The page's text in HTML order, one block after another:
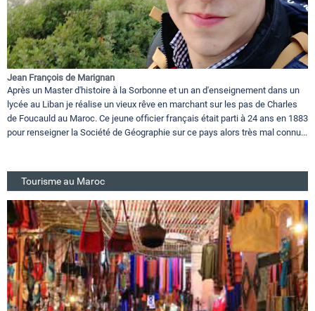
Jean François de Marignan
Après un Master d'histoire à la Sorbonne et un an d'enseignement dans un
lycée au Liban je réalise un vieux rêve en marchant sur les pas de Charles
de Foucauld au Maroc. Ce jeune officier français était parti à 24 ans en 1883
pour renseigner la Société de Géographie sur ce pays alors très mal connu...
Tourisme au Maroc